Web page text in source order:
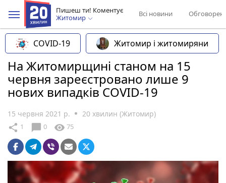
Пишеш ти! Коментує
Житомир
Всі новини
COVID-19 Житомир і житомиряни
На Житомирщині станом на 15
червня зареєстровано лише 9
нових випадків COVID-19
15 червня 2021 р. 20 хвилин (Житомир)
share 1 chat_bubble 0 visibility 75